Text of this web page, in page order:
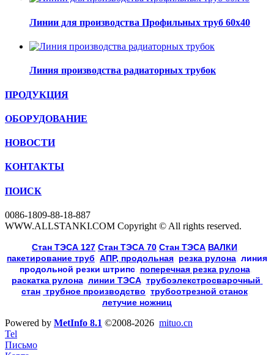
Линии для производства Профильных труб 60х40
Линия производства радиаторных трубок
ПРОДУКЦИЯ
ОБОРУДОВАНИЕ
НОВОСТИ
КОНТАКТЫ
ПОИСК
0086-1809-88-18-887
WWW.ALLSTANKI.COM Copyright © All rights reserved.
Cтан ТЭСА 127 Cтан ТЭСА 70 Cтан ТЭСА ВАЛКИ
пакетирование труб АПР, продольная резка рулона линия
продольной резки штрипс, поперечная резка рулона
раскатка рулона, линии ТЭСА, трубоэлекстросварочный
стан трубное производство трубоотрезной станок
летучие ножниц
Powered by MetInfo 8.1 ©2008-2026 mituo.cn
Tel
Письмо